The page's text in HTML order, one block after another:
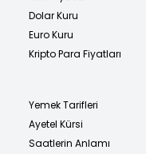
Dolar Kuru
Euro Kuru
Kripto Para Fiyatları
Yemek Tarifleri
Ayetel Kürsi
Saatlerin Anlamı